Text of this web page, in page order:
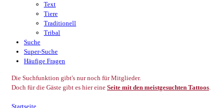
Text
Tiere
Traditionell
Tribal
Suche
Super-Suche
Häufige Fragen
Die Suchfunktion gibt's nur noch für Mitglieder.
Doch für die Gäste gibt es hier eine Seite mit den meistgesuchten Tattoos.
Startseite